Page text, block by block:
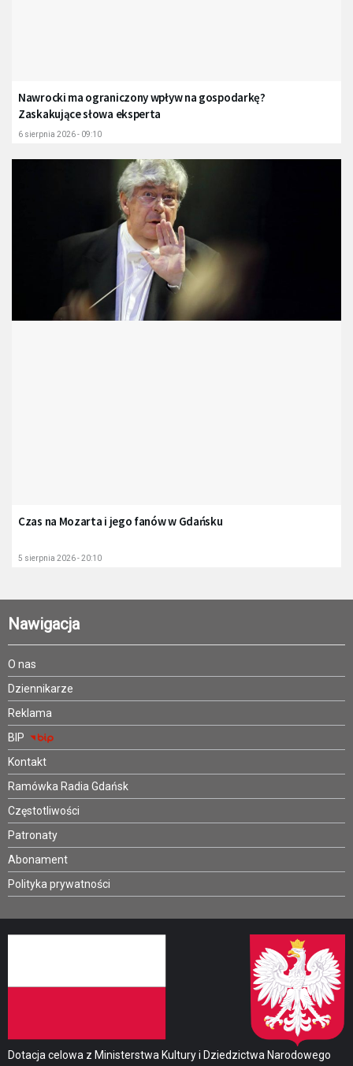
Nawrocki ma ograniczony wpływ na gospodarkę?
Zaskakujące słowa eksperta
6 sierpnia 2026 - 09:10
Czas na Mozarta i jego fanów w Gdańsku
5 sierpnia 2026 - 20:10
Nawigacja
O nas
Dziennikarze
Reklama
BIP
Kontakt
Ramówka Radia Gdańsk
Częstotliwości
Patronaty
Abonament
Polityka prywatności
Dotacja celowa z Ministerstwa Kultury i Dziedzictwa Narodowego